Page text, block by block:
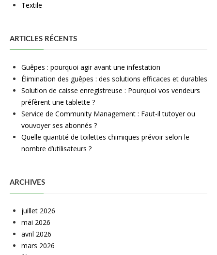
Textile
ARTICLES RÉCENTS
Guêpes : pourquoi agir avant une infestation
Élimination des guêpes : des solutions efficaces et durables
Solution de caisse enregistreuse : Pourquoi vos vendeurs
préfèrent une tablette ?
Service de Community Management : Faut-il tutoyer ou
vouvoyer ses abonnés ?
Quelle quantité de toilettes chimiques prévoir selon le
nombre d’utilisateurs ?
ARCHIVES
juillet 2026
mai 2026
avril 2026
mars 2026